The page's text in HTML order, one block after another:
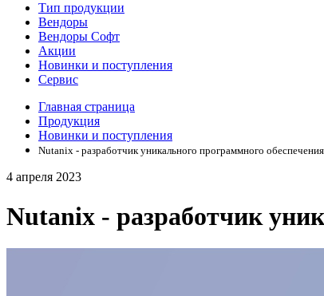
Тип продукции
Вендоры
Вендоры Софт
Акции
Новинки и поступления
Сервис
Главная страница
Продукция
Новинки и поступления
Nutanix - разработчик уникального программного обеспечения
4 апреля 2023
Nutanix - разработчик